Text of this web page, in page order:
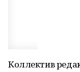
Коллектив